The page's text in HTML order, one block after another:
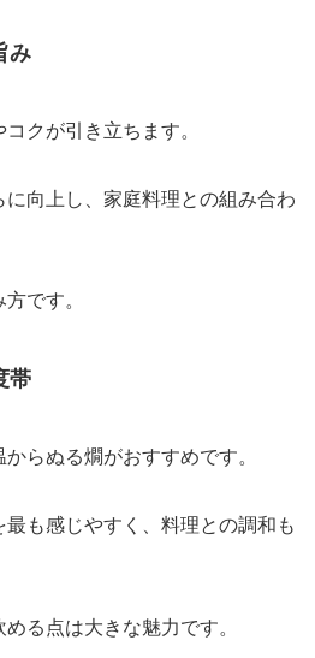
み
クが引き立ちます。
向上し、家庭料理との組み合わ
です。
帯
らぬる燗がおすすめです。
も感じやすく、料理との調和も
る点は大きな魅力です。